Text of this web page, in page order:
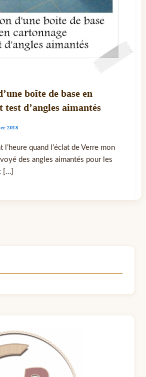
boîte de base en
test d’angles aimantés
2018
l’heure quand l’éclat de Verre mon
des angles aimantés pour les
[…]